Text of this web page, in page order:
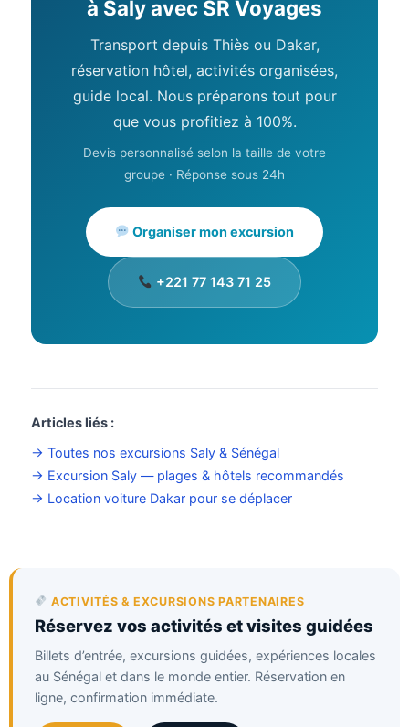
à Saly avec SR Voyages
Transport depuis Thiès ou Dakar,
réservation hôtel, activités organisées,
guide local. Nous préparons tout pour
que vous profitiez à 100%.
Devis personnalisé selon la taille de votre
groupe · Réponse sous 24h
Organiser mon excursion
+221 77 143 71 25
Articles liés :
→ Toutes nos excursions Saly & Sénégal
→ Excursion Saly — plages & hôtels recommandés
→ Location voiture Dakar pour se déplacer
ACTIVITÉS & EXCURSIONS PARTENAIRES
Réservez vos activités et visites guidées
Billets d’entrée, excursions guidées, expériences locales
au Sénégal et dans le monde entier. Réservation en
ligne, confirmation immédiate.